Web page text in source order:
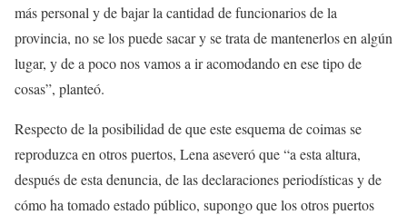
más personal y de bajar la cantidad de funcionarios de la
provincia, no se los puede sacar y se trata de mantenerlos en algún
lugar, y de a poco nos vamos a ir acomodando en ese tipo de
cosas”, planteó.
Respecto de la posibilidad de que este esquema de coimas se
reproduzca en otros puertos, Lena aseveró que “a esta altura,
después de esta denuncia, de las declaraciones periodísticas y de
cómo ha tomado estado público, supongo que los otros puertos